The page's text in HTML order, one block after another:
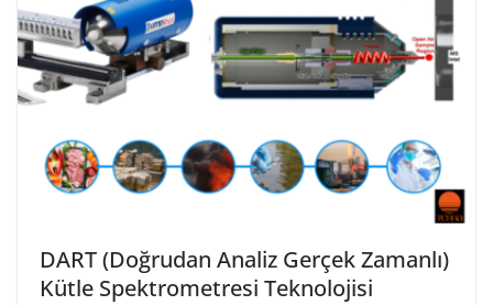
DART (Doğrudan Analiz Gerçek Zamanlı)
Kütle Spektrometresi Teknolojisi